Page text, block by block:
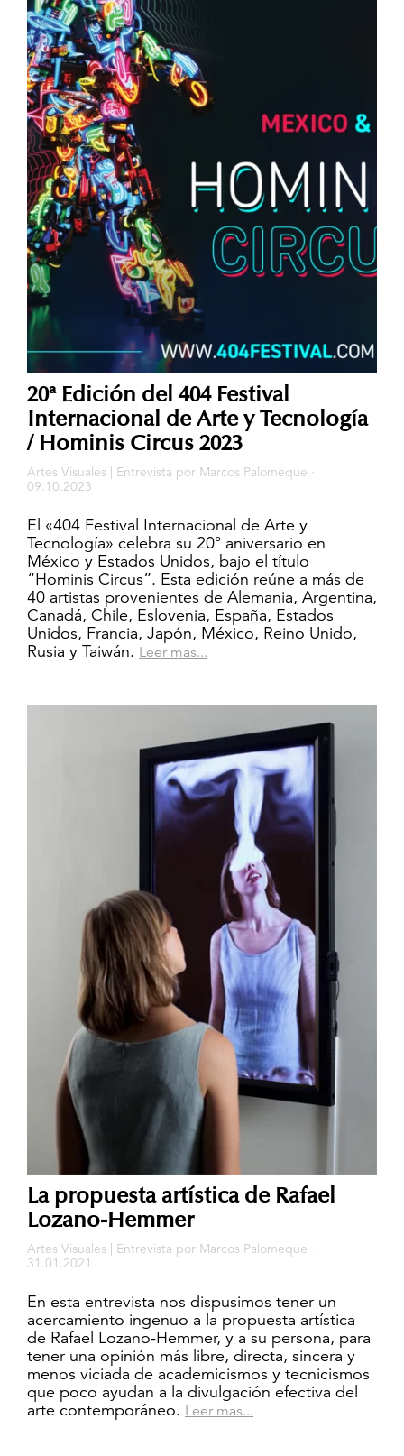
20ª Edición del 404 Festival
Internacional de Arte y Tecnología
/ Hominis Circus 2023
Artes Visuales | Entrevista por Marcos Palomeque ·
09.10.2023
El «404 Festival Internacional de Arte y
Tecnología» celebra su 20° aniversario en
México y Estados Unidos, bajo el título
“Hominis Circus”. Esta edición reúne a más de
40 artistas provenientes de Alemania, Argentina,
Canadá, Chile, Eslovenia, España, Estados
Unidos, Francia, Japón, México, Reino Unido,
Rusia y Taiwán. Leer mas...
La propuesta artística de Rafael
Lozano-Hemmer
Artes Visuales Entrevista por Marcos Palomeque ·
31.01.2021
En esta entrevista nos dispusimos tener un
acercamiento ingenuo a la propuesta artística
de Rafael Lozano-Hemmer, y a su persona, para
tener una opinión más libre, directa, sincera y
menos viciada de academicismos y tecnicismos
que poco ayudan a la divulgación efectiva del
arte contemporáneo. Leer mas...